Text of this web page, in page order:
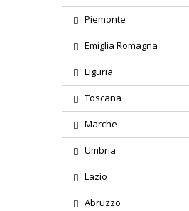
Piemonte
Emiglia Romagna
Liguria
Toscana
Marche
Umbria
Lazio
Abruzzo